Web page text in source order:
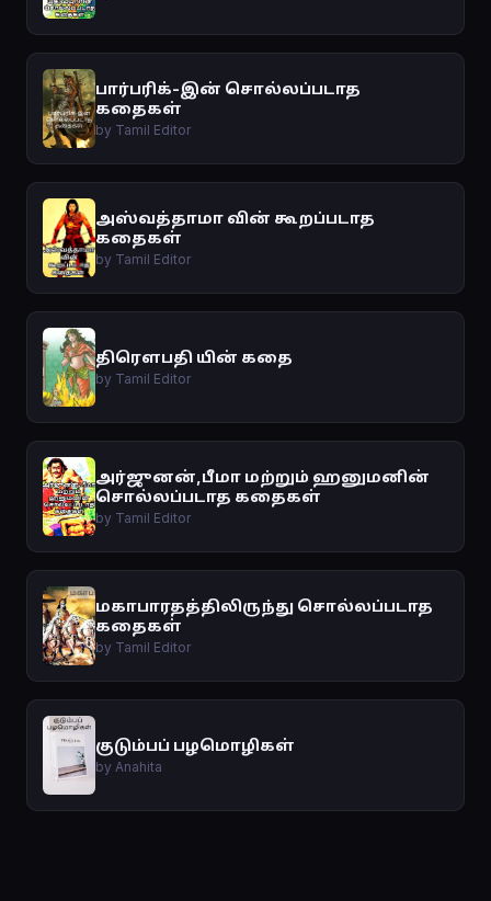
பார்பரிக்-இன் சொல்லப்படாத
கதைகள்
by Tamil Editor
அஸ்வத்தாமா வின் கூறப்படாத
கதைகள்
by Tamil Editor
திரௌபதி யின் கதை
by Tamil Editor
அர்ஜுனன்,பீமா மற்றும் ஹனுமனின்
சொல்லப்படாத கதைகள்
by Tamil Editor
மகாபாரதத்திலிருந்து சொல்லப்படாத
கதைகள்
by Tamil Editor
குடும்பப் பழமொழிகள்
by Anahita